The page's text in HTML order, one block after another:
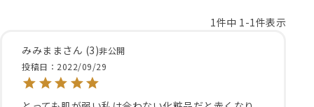
1件中 1 -1件表示
みみまま
3 非公開
投稿日
2022/09/29